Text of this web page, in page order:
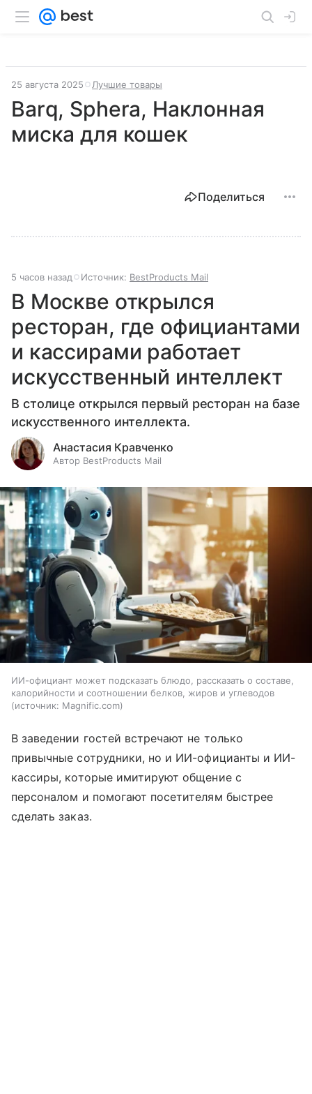
25 августа 2025 Лучшие товары
Barq, Sphera, Наклонная
миска для кошек
Поделиться
5 часов назад Источник: BestProducts Mail
В Москве открылся
ресторан, где официантами
и кассирами работает
искусственный интеллект
В столице открылся первый ресторан на базе
искусственного интеллекта.
Анастасия Кравченко
Автор BestProducts Mail
ИИ-официант может подсказать блюдо, рассказать о составе,
калорийности и соотношении белков, жиров и углеводов
источник: Magnific.com
В заведении гостей встречают не только
привычные сотрудники, но и ИИ-официанты и ИИ-
кассиры, которые имитируют общение с
персоналом и помогают посетителям быстрее
сделать заказ.